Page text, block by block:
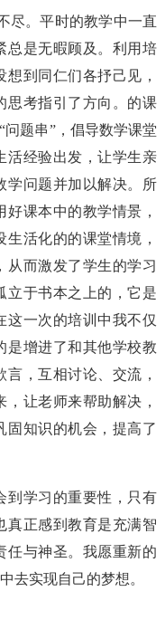
尽。平时的教学中一直
总是无暇顾及。利用培
到同仁们各抒己见，
思考指引了方向。的课
问题串”，倡导数学课堂
活经验出发，让学生亲
学问题并加以解决。所
课本中的教学情景，
活化的的课堂情境，
从而激发了学生的学习
立于书本之上的，它是
这一次的培训中我不仅
是增进了和其他学校教
，互相讨论、交流，
让老师来帮助解决，
固知识的机会，提高了
到学习的重要性，只有
真正感到教育是充满智
任与神圣。我愿重新的
去实现自己的梦想。